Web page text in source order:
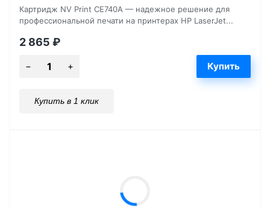
Картридж NV Print CE740A — надежное решение для
профессиональной печати на принтерах HP LaserJet...
2 865 ₽
Купить в 1 клик